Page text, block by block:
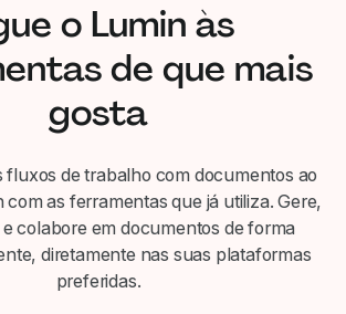
o Lumin às
de que mais
gosta
fluxos de trabalho com documentos ao
com as ferramentas que já utiliza. Gere,
e colabore em documentos de forma
diretamente nas suas plataformas
preferidas.